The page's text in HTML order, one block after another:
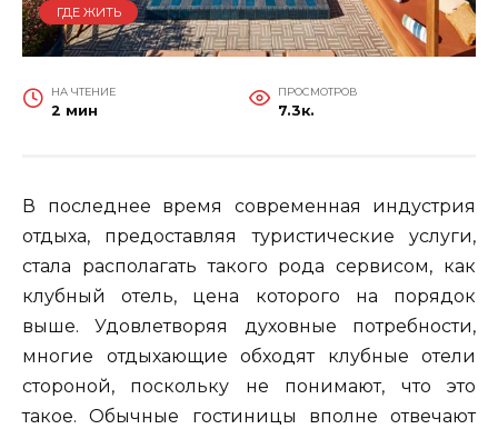
ГДЕ ЖИТЬ
НА ЧТЕНИЕ
2 мин
ПРОСМОТРОВ
7.3к.
В последнее время современная индустрия
отдыха, предоставляя туристические услуги,
стала располагать такого рода сервисом, как
клубный отель, цена которого на порядок
выше. Удовлетворяя духовные потребности,
многие отдыхающие обходят клубные отели
стороной, поскольку не понимают, что это
такое. Обычные гостиницы вполне отвечают